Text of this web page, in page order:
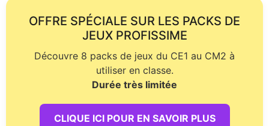
OFFRE SPÉCIALE SUR LES PACKS DE
JEUX PROFISSIME
Découvre 8 packs de jeux du CE1 au CM2 à
utiliser en classe.
Durée très limitée
CLIQUE ICI POUR EN SAVOIR PLUS